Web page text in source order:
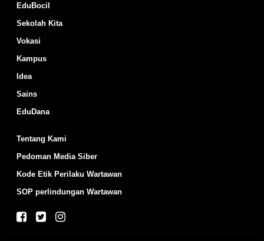
EduBocil
Sekolah Kita
Vokasi
Kampus
Idea
Sains
EduDana
Tentang Kami
Pedoman Media Siber
Kode Etik Perilaku Wartawan
SOP perlindungan Wartawan